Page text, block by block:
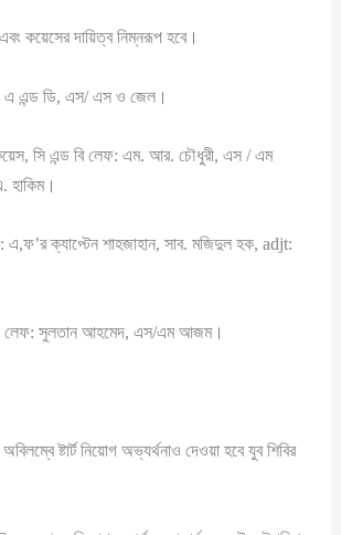
কয়েসের দায়িত্ব নিম্নরূপ হবে।
এ এন্ড ডি, এস/ এস ও জেল।
কয়েস, সি এন্ড বি লেফ: এম. আর. চৌধুরী, এস / এম
হাকিম।
এ,ফ’র ক্যাপ্টেন শাহজাহান, সাব. মজিদুল হক, adjt:
লেফ: সুলতান আহমেদ, এস/এম আজম।
ষ্টার্ট নিয়োগ অভ্যর্থনাও দেওয়া হবে যুব শিবির